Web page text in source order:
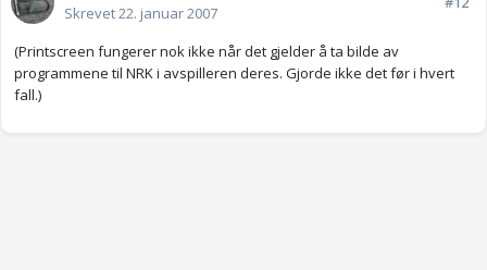
Skrevet22. januar 2007
(Printscreen fungerer nok ikke når det gjelder å ta bilde av
programmene til NRK i avspilleren deres. Gjorde ikke det før i hvert
fall.)